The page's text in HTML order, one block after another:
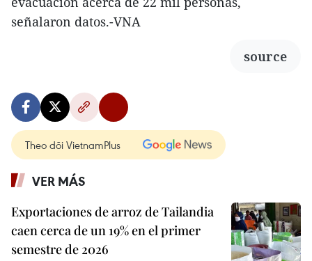
señalaron datos.-VNA
source
Theo dõi VietnamPlus
VER MÁS
Exportaciones de arroz de Tailandia
caen cerca de un 19% en el primer
semestre de 2026